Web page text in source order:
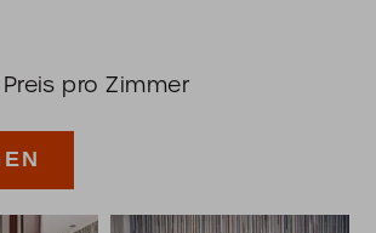
Preis pro Zimmer